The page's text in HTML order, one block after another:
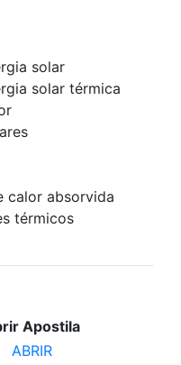
solar
solar térmica
calor absorvida
térmicos
Apostila
ABRIR